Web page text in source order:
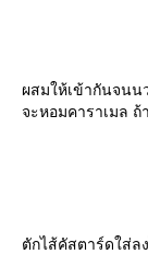
ผสมให้เข้ากันจน
จะหอมคาราเมล
ตักไส้คัสตาร์ดใส่